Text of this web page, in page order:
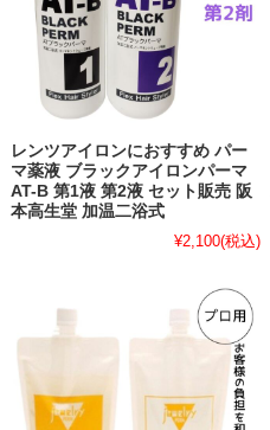
レンツアイロンにおすすめ パー
マ薬液 ブラックアイロンパーマ
AT-B 第1液 第2液 セット販売 阪
本高生堂 加温二浴式
¥2,100(税込)